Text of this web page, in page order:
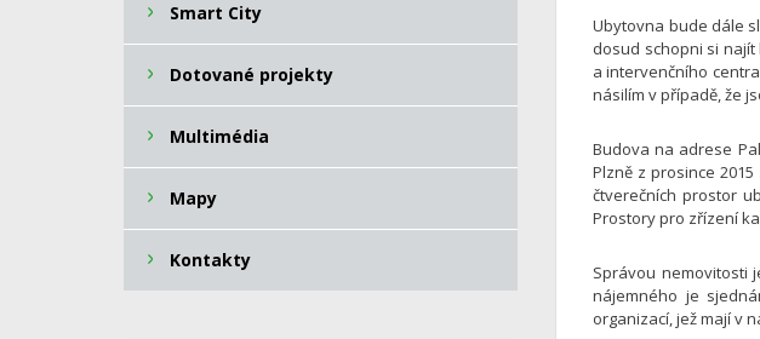
Ubytovna bude dále
dosud schopni si
a intervenčního
násilím v případě, že
Budova na adrese
Plzně z prosince
čtverečních prostor
Prostory pro zřízení
Správou nemovitosti
nájemného je
organizací, jež mají v
Smart City
Dotované projekty
Multimédia
Mapy
Kontakty